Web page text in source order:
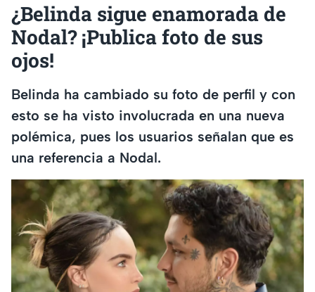
¿Belinda sigue enamorada de
Nodal? ¡Publica foto de sus
ojos!
Belinda ha cambiado su foto de perfil y con
esto se ha visto involucrada en una nueva
polémica, pues los usuarios señalan que es
una referencia a Nodal.